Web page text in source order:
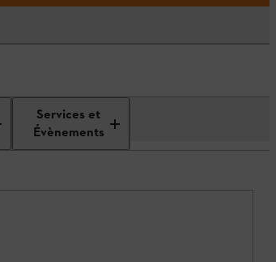
Services et
Évènements